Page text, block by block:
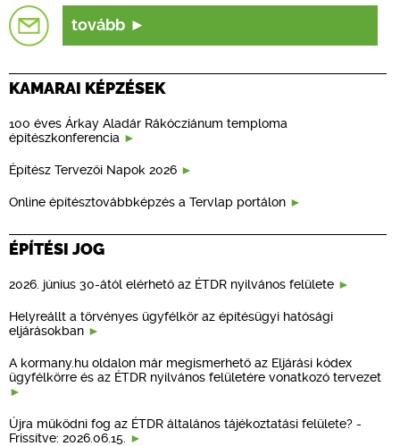
tovább
KAMARAI KÉPZÉSEK
100 éves Árkay Aladár Rákócziánum temploma
építészkonferencia
Építész Tervezői Napok 2026
Online építésztovábbképzés a Tervlap portálon
ÉPÍTÉSI JOG
2026. június 30-ától elérhető az ÉTDR nyilvános felülete
Helyreállt a törvényes ügyfélkör az építésügyi hatósági
eljárásokban
A kormany.hu oldalon már megismerhető az Eljárási kódex
ügyfélkörre és az ÉTDR nyilvános felületére vonatkozó tervezet
Újra működni fog az ÉTDR általános tájékoztatási felülete? -
Frissítve: 2026.06.15.